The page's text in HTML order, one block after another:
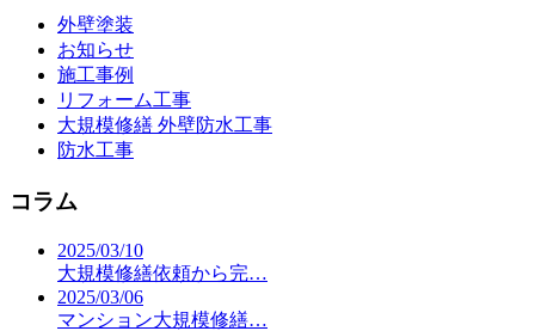
外壁塗装
お知らせ
施工事例
リフォーム工事
大規模修繕 外壁防水工事
防水工事
コラム
2025/03/10
大規模修繕依頼から完…
2025/03/06
マンション大規模修繕…